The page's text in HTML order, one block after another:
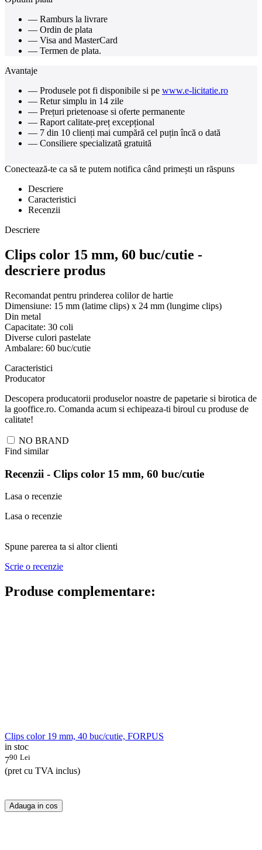
— Ramburs la livrare
— Ordin de plata
— Visa and MasterCard
— Termen de plata.
Avantaje
— Produsele pot fi disponibile si pe www.e-licitatie.ro
— Retur simplu in 14 zile
— Prețuri prietenoase si oferte permanente
— Raport calitate-preț excepțional
— 7 din 10 clienți mai cumpără cel puțin încă o dată
— Consiliere specializată gratuită
Conectează-te ca să te putem notifica când primești un răspuns
Descriere
Caracteristici
Recenzii
Descriere
Clips color 15 mm, 60 buc/cutie -
descriere produs
Recomandat pentru prinderea colilor de hartie
Dimensiune: 15 mm (latime clips) x 24 mm (lungime clips)
Din metal
Capacitate: 30 coli
Diverse culori pastelate
Ambalare: 60 buc/cutie
Caracteristici
Producator
Descopera producatorii produselor noastre de papetarie si birotica de
la gooffice.ro. Comanda acum si echipeaza-ti biroul cu produse de
calitate!
NO BRAND
Find similar
Recenzii - Clips color 15 mm, 60 buc/cutie
Lasa o recenzie
Lasa o recenzie
Spune parerea ta si altor clienti
Scrie o recenzie
Produse complementare:
Clips color 19 mm, 40 buc/cutie, FORPUS
in stoc
790 Lei
(pret cu TVA inclus)
Adauga in cos